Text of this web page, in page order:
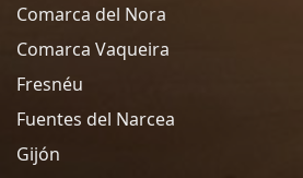
Comarca del Nora
Comarca Vaqueira
Fresnéu
Fuentes del Narcea
Gijón